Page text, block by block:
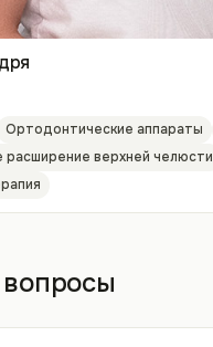
Ортодонтические аппараты
расширение верхней челюсти